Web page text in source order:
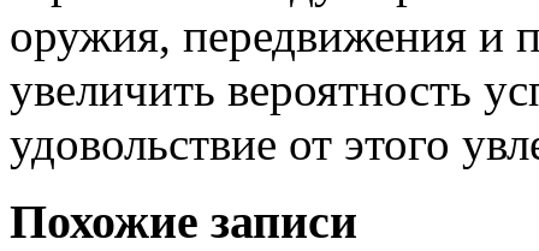
оружия, передвижения и
увеличить вероятность
удовольствие от этого
Похожие записи